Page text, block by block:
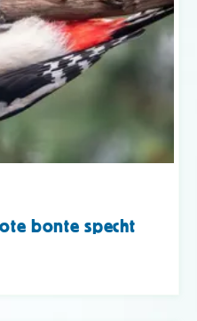
bonte specht